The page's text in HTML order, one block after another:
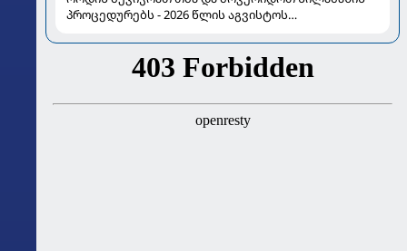
პროცედურებს - 2026 წლის აგვისტოს